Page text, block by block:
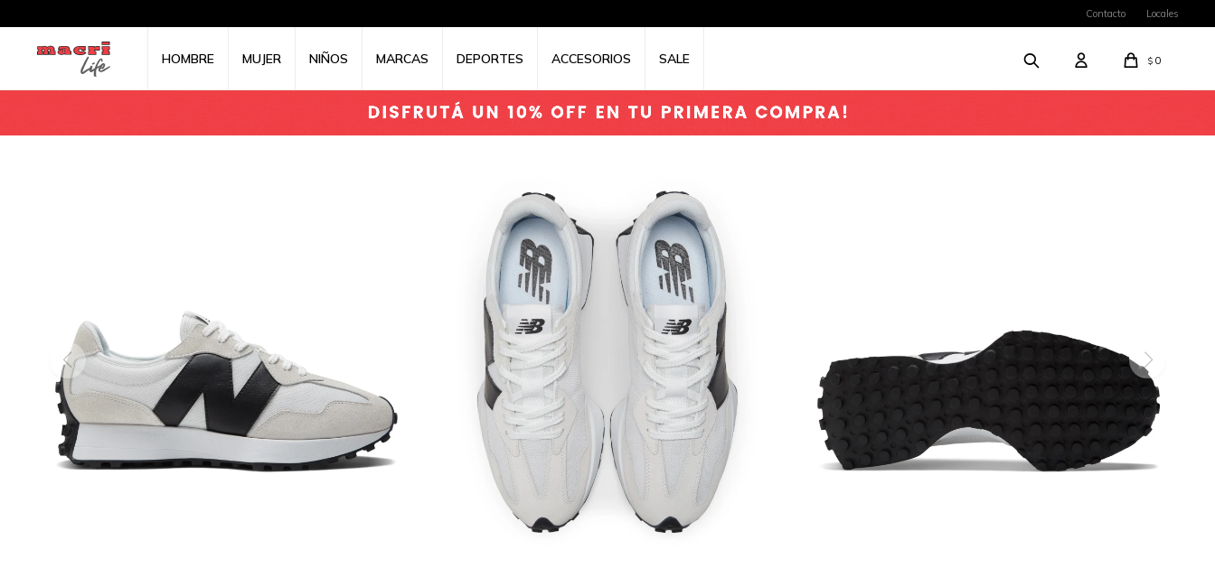
HOMBRE MUJER NIÑOS MARCAS DEPORTES ACCESORIOS SALE $ 0
Contacto Locales